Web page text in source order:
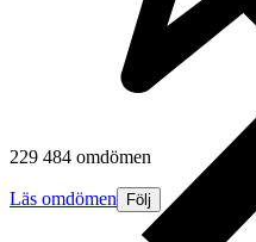
229 484 omdömen
Läs omdömen Följ